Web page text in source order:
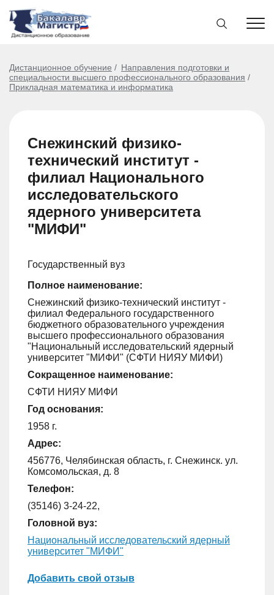
Дистанционное обучение
Направления подготовки и
специальности высшего профессионального образования
Прикладная математика и информатика
Снежинский физико-
технический институт -
филиал Национального
исследовательского
ядерного университета
"МИФИ"
Государственный вуз
Полное наименование:
Снежинский физико-технический институт -
филиал Федерального государственного
бюджетного образовательного учреждения
высшего профессионального образования
"Национальный исследовательский ядерный
университет "МИФИ" (СФТИ НИЯУ МИФИ)
Сокращенное наименование:
СФТИ НИЯУ МИФИ
Год основания:
1958 г.
Адрес:
456776, Челябинская область, г. Снежинск. ул.
Комсомольская, д. 8
Телефон:
(35146) 3-24-22,
Головной вуз:
Национальный исследовательский ядерный
университет "МИФИ"
Добавить свой отзыв